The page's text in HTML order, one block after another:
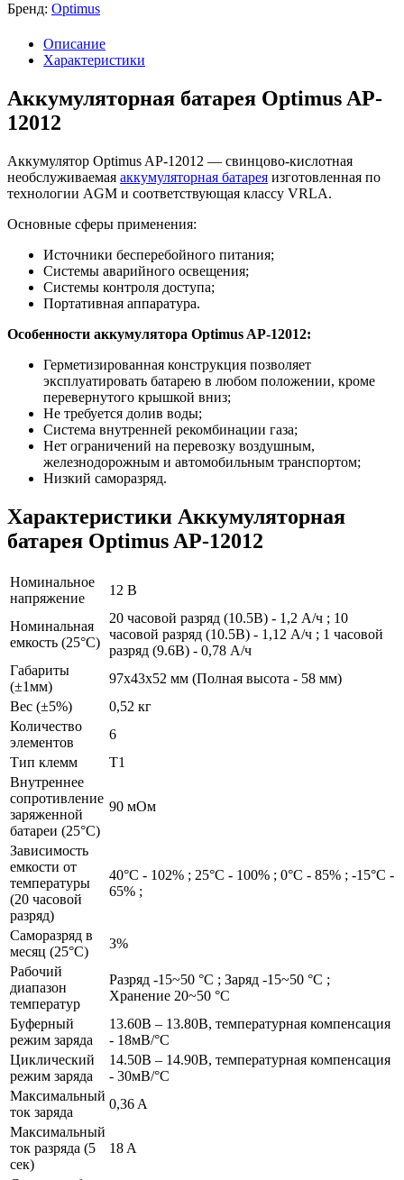
Бренд: Optimus
Описание
Характеристики
Аккумуляторная батарея Optimus AP-
12012
Аккумулятор Optimus AP-12012 — свинцово-кислотная
необслуживаемая аккумуляторная батарея изготовленная по
технологии AGM и соответствующая классу VRLA.
Основные сферы применения:
Источники бесперебойного питания;
Системы аварийного освещения;
Системы контроля доступа;
Портативная аппаратура.
Особенности аккумулятора Optimus AP-12012:
Герметизированная конструкция позволяет
эксплуатировать батарею в любом положении, кроме
перевернутого крышкой вниз;
Не требуется долив воды;
Система внутренней рекомбинации газа;
Нет ограничений на перевозку воздушным,
железнодорожным и автомобильным транспортом;
Низкий саморазряд.
Характеристики Аккумуляторная
батарея Optimus AP-12012
Номинальное
напряжение
12 B
Номинальная
емкость (25°С)
20 часовой разряд (10.5В) - 1,2 А/ч ; 10
часовой разряд (10.5В) - 1,12 А/ч ; 1 часовой
разряд (9.6В) - 0,78 А/ч
Габариты
(±1мм)
97x43x52 мм (Полная высота - 58 мм)
Вес (±5%)
0,52 кг
Количество
элементов
6
Тип клемм
T1
Внутреннее
сопротивление
заряженной
батареи (25°С)
90 мОм
Зависимость
емкости от
температуры
(20 часовой
разряд)
40°С - 102% ; 25°С - 100% ; 0°С - 85% ; -15°С -
65% ;
Саморазряд в
месяц (25°С)
3%
Рабочий
диапазон
температур
Разряд -15~50 °С ; Заряд -15~50 °С ;
Хранение 20~50 °С
Буферный
режим заряда
13.60В – 13.80В, температурная компенсация
- 18мВ/°С
Циклический
режим заряда
14.50В – 14.90В, температурная компенсация
- 30мВ/°С
Максимальный
ток заряда
0,36 A
Максимальный
ток разряда (5
сек)
18 A